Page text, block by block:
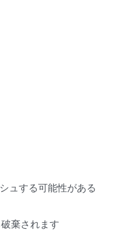
ュする可能性がある
棄されます